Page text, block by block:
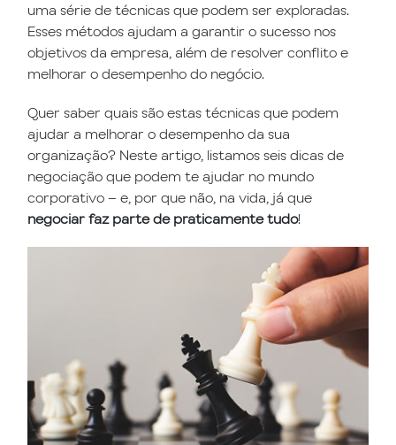
uma série de técnicas que podem ser exploradas.
Esses métodos ajudam a garantir o sucesso nos
objetivos da empresa, além de resolver conflito e
melhorar o desempenho do negócio.
Quer saber quais são estas técnicas que podem
ajudar a melhorar o desempenho da sua
organização? Neste artigo, listamos seis dicas de
negociação que podem te ajudar no mundo
corporativo – e, por que não, na vida, já que
negociar faz parte de praticamente tudo!